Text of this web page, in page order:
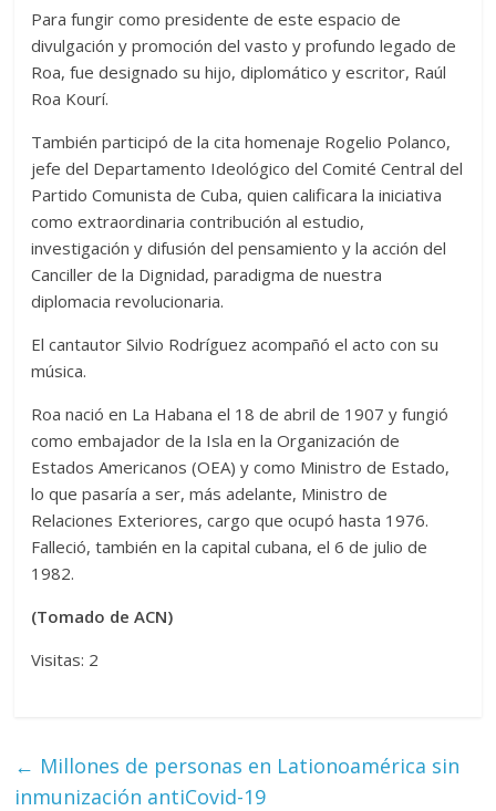
Para fungir como presidente de este espacio de
divulgación y promoción del vasto y profundo legado de
Roa, fue designado su hijo, diplomático y escritor, Raúl
Roa Kourí.
También participó de la cita homenaje Rogelio Polanco,
jefe del Departamento Ideológico del Comité Central del
Partido Comunista de Cuba, quien calificara la iniciativa
como extraordinaria contribución al estudio,
investigación y difusión del pensamiento y la acción del
Canciller de la Dignidad, paradigma de nuestra
diplomacia revolucionaria.
El cantautor Silvio Rodríguez acompañó el acto con su
música.
Roa nació en La Habana el 18 de abril de 1907 y fungió
como embajador de la Isla en la Organización de
Estados Americanos (OEA) y como Ministro de Estado,
lo que pasaría a ser, más adelante, Ministro de
Relaciones Exteriores, cargo que ocupó hasta 1976.
Falleció, también en la capital cubana, el 6 de julio de
1982.
(Tomado de ACN)
Visitas: 2
← Millones de personas en Lationoamérica sin
inmunización antiCovid-19